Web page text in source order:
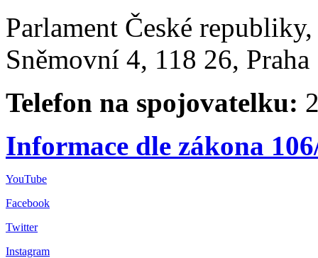
Parlament České
Sněmovní 4, 118 26,
Telefon na spojovatelku:
Informace dle zákona
YouTube
Facebook
Twitter
Instagram